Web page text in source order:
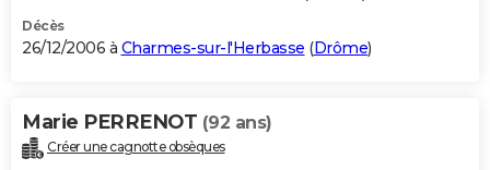
Décès
26/12/2006 à Charmes-sur-l'Herbasse (Drôme)
Marie PERRENOT (92 ans)
Créer une cagnotte obsèques